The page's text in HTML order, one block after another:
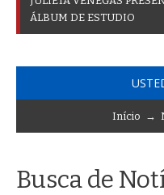
Início→
Busca de